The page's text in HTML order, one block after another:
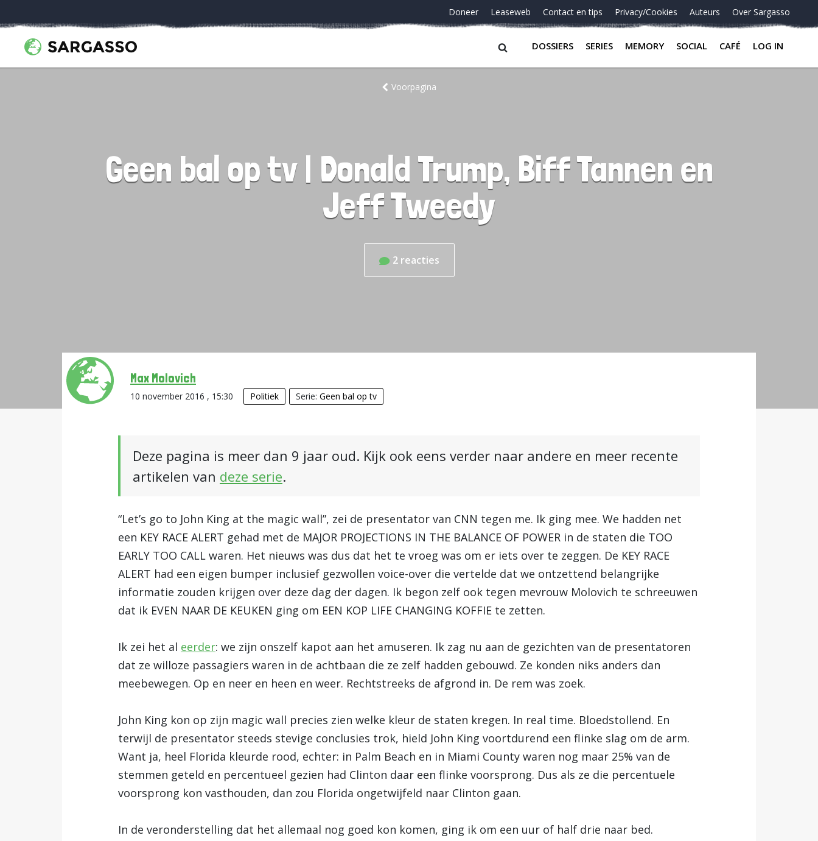
Doneer Leaseweb Contact en tips Privacy/Cookies Auteurs Over Sargasso
DOSSIERS SERIES MEMORY SOCIAL CAFÉ LOG IN
Voorpagina
Geen bal op tv | Donald Trump, Biff Tannen en
Jeff Tweedy
2 reacties
Max Molovich
10 november 2016 , 15:30 Politiek Serie: Geen bal op tv
Deze pagina is meer dan 9 jaar oud. Kijk ook eens verder naar andere en meer recente
artikelen van deze serie.
“Let’s go to John King at the magic wall”, zei de presentator van CNN tegen me. Ik ging mee. We hadden net
een KEY RACE ALERT gehad met de MAJOR PROJECTIONS IN THE BALANCE OF POWER in de staten die TOO
EARLY TOO CALL waren. Het nieuws was dus dat het te vroeg was om er iets over te zeggen. De KEY RACE
ALERT had een eigen bumper inclusief gezwollen voice-over die vertelde dat we ontzettend belangrijke
informatie zouden krijgen over deze dag der dagen. Ik begon zelf ook tegen mevrouw Molovich te schreeuwen
dat ik EVEN NAAR DE KEUKEN ging om EEN KOP LIFE CHANGING KOFFIE te zetten.
Ik zei het al eerder: we zijn onszelf kapot aan het amuseren. Ik zag nu aan de gezichten van de presentatoren
dat ze willoze passagiers waren in de achtbaan die ze zelf hadden gebouwd. Ze konden niks anders dan
meebewegen. Op en neer en heen en weer. Rechtstreeks de afgrond in. De rem was zoek.
John King kon op zijn magic wall precies zien welke kleur de staten kregen. In real time. Bloedstollend. En
terwijl de presentator steeds stevige conclusies trok, hield John King voortdurend een flinke slag om de arm.
Want ja, heel Florida kleurde rood, echter: in Palm Beach en in Miami County waren nog maar 25% van de
stemmen geteld en percentueel gezien had Clinton daar een flinke voorsprong. Dus als ze die percentuele
voorsprong kon vasthouden, dan zou Florida ongetwijfeld naar Clinton gaan.
In de veronderstelling dat het allemaal nog goed kon komen, ging ik om een uur of half drie naar bed.